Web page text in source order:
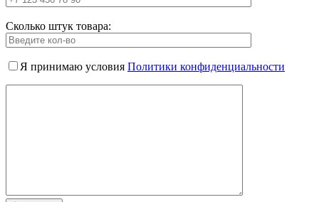
Сколько штук товара:
Я принимаю условия Политики конфиденциальности